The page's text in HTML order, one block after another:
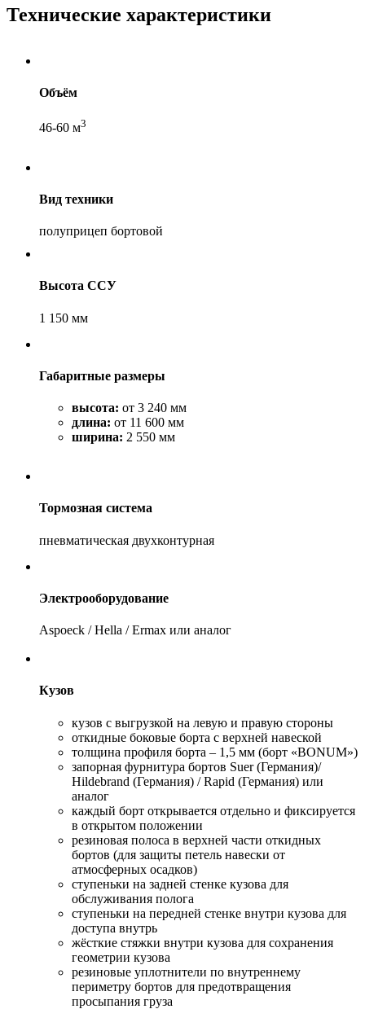
Технические характеристики
Объём
46-60 м3
Вид техники
полуприцеп бортовой
Высота ССУ
1 150 мм
Габаритные размеры
высота: от 3 240 мм
длина: от 11 600 мм
ширина: 2 550 мм
Тормозная система
пневматическая двухконтурная
Электрооборудование
Aspoeck / Hella / Ermax или аналог
Кузов
кузов с выгрузкой на левую и правую стороны
откидные боковые борта с верхней навеской
толщина профиля борта – 1,5 мм (борт «BONUM»)
запорная фурнитура бортов Suer (Германия)/
Hildebrand (Германия) / Rapid (Германия) или
аналог
каждый борт открывается отдельно и фиксируется
в открытом положении
резиновая полоса в верхней части откидных
бортов (для защиты петель навески от
атмосферных осадков)
ступеньки на задней стенке кузова для
обслуживания полога
ступеньки на передней стенке внутри кузова для
доступа внутрь
жёсткие стяжки внутри кузова для сохранения
геометрии кузова
резиновые уплотнители по внутреннему
периметру бортов для предотвращения
просыпания груза